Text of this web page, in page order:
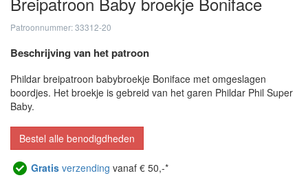
Patroonnummer: 33312-20
Beschrijving van het patroon
Phildar breipatroon babybroekje Boniface met omgeslagen
boordjes. Het broekje is gebreid van het garen Phildar Phil Super
Baby.
Bestel alle benodigdheden
Gratis verzending vanaf € 50,-*